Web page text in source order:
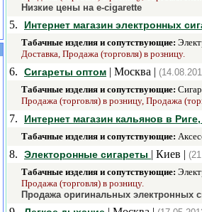
Низкие цены на e-cigarette
5. Интернет магазин электронных
Табачные изделия и сопутствующие:
Доставка, Продажа (торговля) в розницу.
6. Сигареты оптом | Москва |
Табачные изделия и сопутствующие:
Продажа (торговля) в розницу, Продажа
7. Интернет магазин кальянов в
Табачные изделия и сопутствующие:
8. Электоронные сигареты | Киев |
Табачные изделия и сопутствующие:
Продажа (торговля) в розницу.
Продажа оригинальных электронных